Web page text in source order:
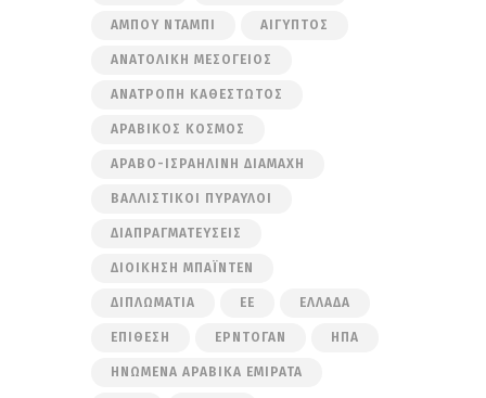
ΆΜΠΟΥ ΝΤΆΜΠΙ ΑΊΓΥΠΤΟΣ
ΑΝΑΤΟΛΙΚΉ ΜΕΣΌΓΕΙΟΣ
ΑΝΑΤΡΟΠΉ ΚΑΘΕΣΤΏΤΟΣ
ΑΡΑΒΙΚΌΣ ΚΌΣΜΟΣ
ΑΡΑΒΟ-ΙΣΡΑΗΛΙΝΉ ΔΙΑΜΆΧΗ
ΒΑΛΛΙΣΤΙΚΟΊ ΠΎΡΑΥΛΟΙ
ΔΙΑΠΡΑΓΜΑΤΕΎΣΕΙΣ
ΔΙΟΊΚΗΣΗ ΜΠΆΙΝΤΕΝ
ΔΙΠΛΩΜΑΤΊΑ ΕΕ ΕΛΛΆΔΑ
ΕΠΊΘΕΣΗ ΕΡΝΤΟΓΆΝ ΗΠΑ
ΗΝΩΜΈΝΑ ΑΡΑΒΙΚΆ ΕΜΙΡΆΤΑ